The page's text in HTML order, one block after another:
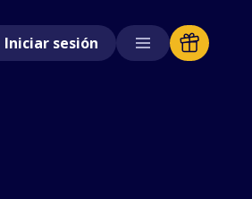
Iniciar sesión